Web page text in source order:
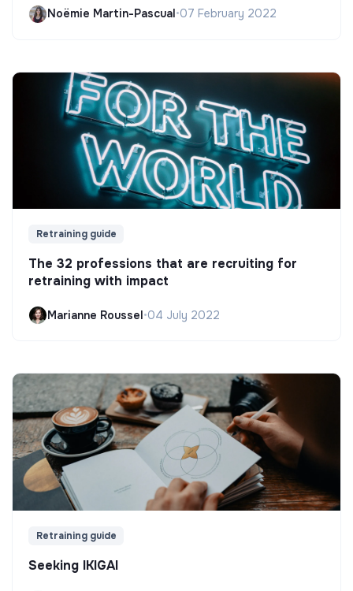
Noëmie Martin-Pascual•07 February 2022
Retraining guide
The 32 professions that are recruiting for
retraining with impact
Marianne Roussel•04 July 2022
Retraining guide
Seeking IKIGAI